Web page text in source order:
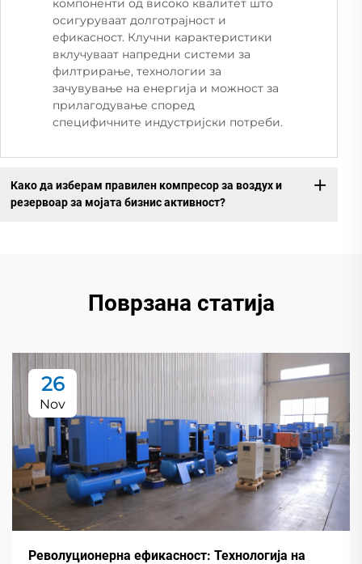
компоненти од високо квалитет што
осигуруваат долготрајност и
ефикасност. Клучни карактеристики
вклучуваат напредни системи за
филтрирање, технологии за
зачувување на енергија и можност за
прилагодување според
специфичните индустријски потреби.
Како да изберам правилен компресор за воздух и
резервоар за мојата бизнис активност?
Поврзана статија
26
Nov
Револуционерна ефикасност: Технологија на